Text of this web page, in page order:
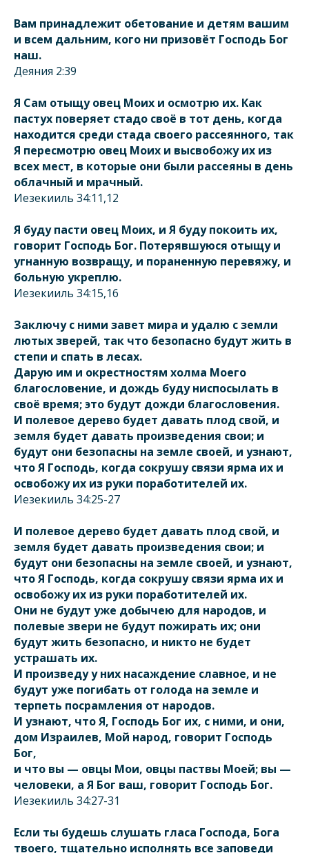
Вам принадлежит обетование и детям вашим
и всем дальним, кого ни призовёт Господь Бог
наш.
Деяния 2:39
Я Сам отыщу овец Моих и осмотрю их. Как
пастух поверяет стадо своё в тот день, когда
находится среди стада своего рассеянного, так
Я пересмотрю овец Моих и высвобожу их из
всех мест, в которые они были рассеяны в день
облачный и мрачный.
Иезекииль 34:11,12
Я буду пасти овец Моих, и Я буду покоить их,
говорит Господь Бог. Потерявшуюся отыщу и
угнанную возвращу, и пораненную перевяжу, и
больную укреплю.
Иезекииль 34:15,16
Заключу с ними завет мира и удалю с земли
лютых зверей, так что безопасно будут жить в
степи и спать в лесах.
Дарую им и окрестностям холма Моего
благословение, и дождь буду ниспосылать в
своё время; это будут дожди благословения.
И полевое дерево будет давать плод свой, и
земля будет давать произведения свои; и
будут они безопасны на земле своей, и узнают,
что Я Господь, когда сокрушу связи ярма их и
освобожу их из руки поработителей их.
Иезекииль 34:25-27
И полевое дерево будет давать плод свой, и
земля будет давать произведения свои; и
будут они безопасны на земле своей, и узнают,
что Я Господь, когда сокрушу связи ярма их и
освобожу их из руки поработителей их.
Они не будут уже добычею для народов, и
полевые звери не будут пожирать их; они
будут жить безопасно, и никто не будет
устрашать их.
И произведу у них насаждение славное, и не
будут уже погибать от голода на земле и
терпеть посрамления от народов.
И узнают, что Я, Господь Бог их, с ними, и они,
дом Израилев, Мой народ, говорит Господь
Бог,
и что вы — овцы Мои, овцы паствы Моей; вы —
человеки, а Я Бог ваш, говорит Господь Бог.
Иезекииль 34:27-31
Если ты будешь слушать гласа Господа, Бога
твоего, тщательно исполнять все заповеди